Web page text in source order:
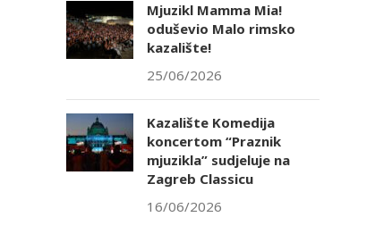
Mjuzikl Mamma Mia!
oduševio Malo rimsko
kazalište!
25/06/2026
Kazalište Komedija
koncertom “Praznik
mjuzikla” sudjeluje na
Zagreb Classicu
16/06/2026